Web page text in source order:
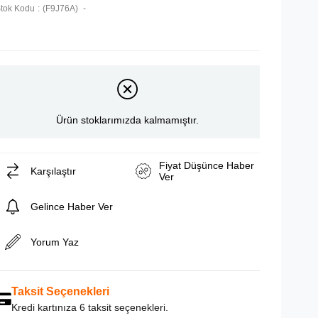
Kodu (F9J76A)
Ürün stoklarımızda kalmamıştır.
Karşılaştır
Fiyat Düşünce Haber
Ver
Gelince Haber Ver
Yorum Yaz
Taksit Seçenekleri
Kredi kartınıza 6 taksit seçenekleri.